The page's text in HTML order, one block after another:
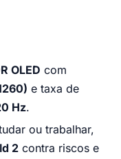
OLED com
e taxa de
Hz.
ou trabalhar,
2 contra riscos e